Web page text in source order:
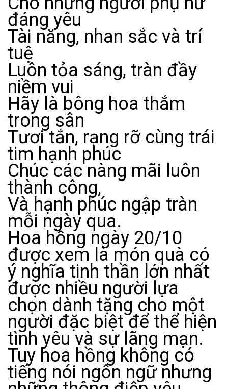
đáng yêu
Tài năng, nhan sắc và trí
tuệ
Luôn tỏa sáng, tràn đầy
niềm vui
Hãy là bông hoa thắm
trong sân
Tươi tắn, rạng rỡ cùng trái
tim hạnh phúc
Chúc các nàng mãi luôn
thành công,
Và hạnh phúc ngập tràn
mỗi ngày qua.
Hoa hồng ngày 20/10
được xem là món quà có
ý nghĩa tinh thần lớn nhất
được nhiều người lựa
chọn dành tặng cho một
người đặc biệt để thể hiện
tình yêu và sự lãng mạn.
Tuy hoa hồng không có
tiếng nói ngôn ngữ nhưng